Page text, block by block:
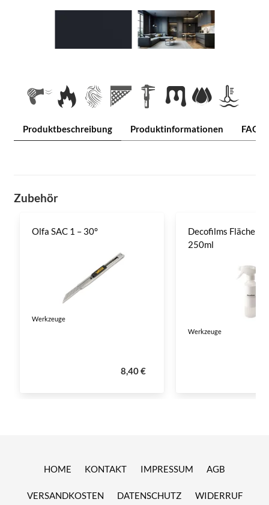
Produktbeschreibung Produktinformationen FAQ
Zubehör
Olfa SAC 1 – 30°
Werkzeuge
8,40 €
Decofilms
250ml
Werkzeuge
HOME KONTAKT IMPRESSUM AGB
VERSANDKOSTEN DATENSCHUTZ WIDERRUF